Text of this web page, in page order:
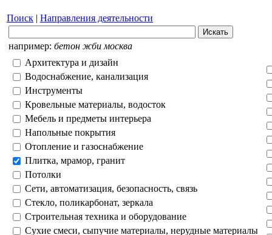
Поиск | Направления деятельности
например: бетон жби москва
Архитектура и дизайн
Водоснабжение, канализация
Инструменты
Кровельные материалы, водосток
Мебель и предметы интерьера
Напольные покрытия
Отопление и газоснабжение
Плитка, мрамор, гранит
Потолки
Сети, автоматизация, безопасность, связь
Стекло, поликарбонат, зеркала
Строительная техника и оборудование
Сухие смеси, сыпучие материалы, нерудные материалы